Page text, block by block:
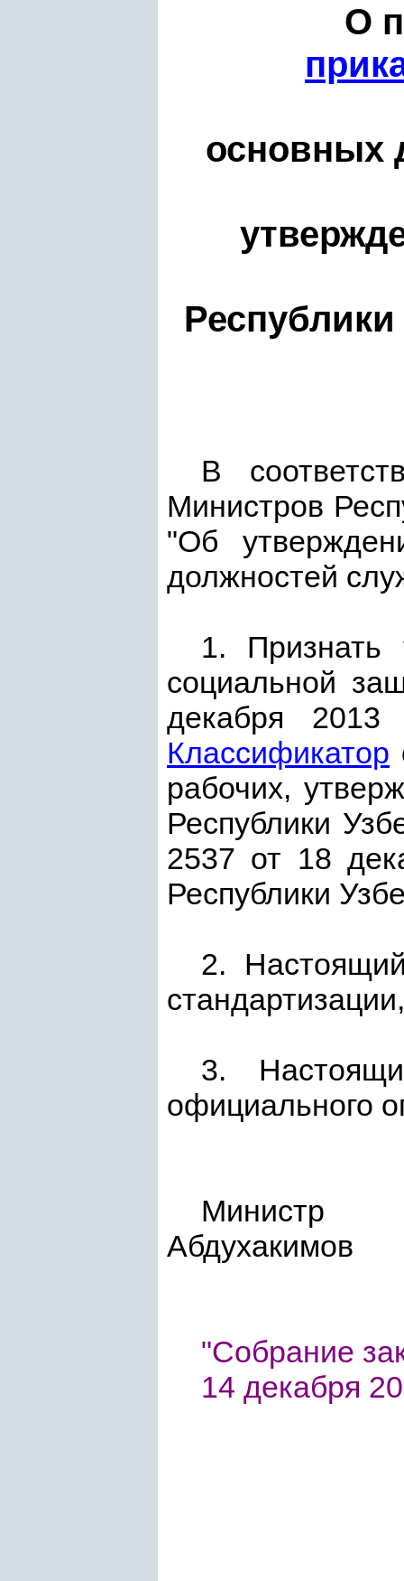
О
основных
Республики
В
Министров
"Об
должностей
1.
социальной
декабря
Классификатор
рабочих,
Республики
2537 от 18
Республики
2.
3.
официального
Абдухакимов
"Собрание
14 декабря